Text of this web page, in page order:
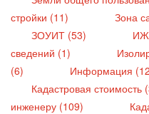
стройки (11)
Зона
ЗОУИТ (53)
сведений (1)
(6)
Информация
Кадастровая стоимость
инженеру (109)